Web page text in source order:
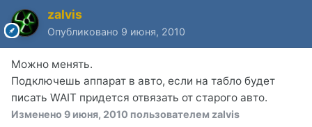
zalvis
Опубликовано 9 июня, 2010
Можно менять.
Подключешь аппарат в авто, если на табло будет
писать WAIT придется отвязать от старого авто.
Изменено 9 июня, 2010 пользователем zalvis